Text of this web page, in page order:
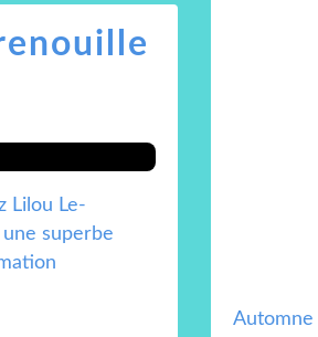
Lilou Le-
superbe
Automne